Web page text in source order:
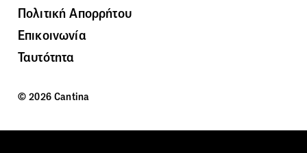
Πολιτική Απορρήτου
Επικοινωνία
Ταυτότητα
© 2026 Cantina